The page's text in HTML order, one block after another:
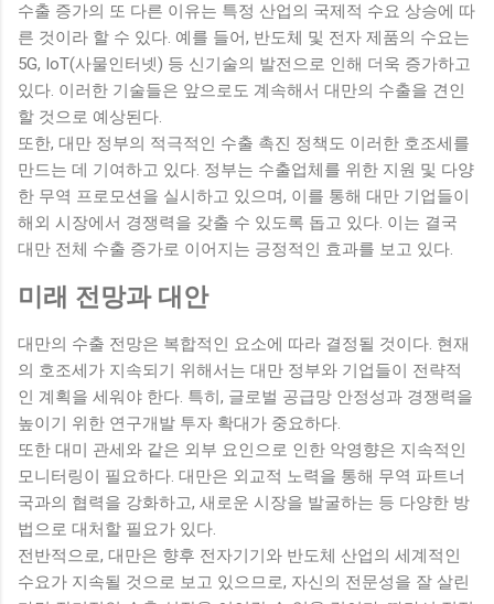
수출 증가의 또 다른 이유는 특정 산업의 국제적 수요 상승에 따
른 것이라 할 수 있다. 예를 들어, 반도체 및 전자 제품의 수요는
5G, IoT(사물인터넷) 등 신기술의 발전으로 인해 더욱 증가하고
있다. 이러한 기술들은 앞으로도 계속해서 대만의 수출을 견인
할 것으로 예상된다.
또한, 대만 정부의 적극적인 수출 촉진 정책도 이러한 호조세를
만드는 데 기여하고 있다. 정부는 수출업체를 위한 지원 및 다양
한 무역 프로모션을 실시하고 있으며, 이를 통해 대만 기업들이
해외 시장에서 경쟁력을 갖출 수 있도록 돕고 있다. 이는 결국
대만 전체 수출 증가로 이어지는 긍정적인 효과를 보고 있다.
미래 전망과 대안
대만의 수출 전망은 복합적인 요소에 따라 결정될 것이다. 현재
의 호조세가 지속되기 위해서는 대만 정부와 기업들이 전략적
인 계획을 세워야 한다. 특히, 글로벌 공급망 안정성과 경쟁력을
높이기 위한 연구개발 투자 확대가 중요하다.
또한 대미 관세와 같은 외부 요인으로 인한 악영향은 지속적인
모니터링이 필요하다. 대만은 외교적 노력을 통해 무역 파트너
국과의 협력을 강화하고, 새로운 시장을 발굴하는 등 다양한 방
법으로 대처할 필요가 있다.
전반적으로, 대만은 향후 전자기기와 반도체 산업의 세계적인
수요가 지속될 것으로 보고 있으므로, 자신의 전문성을 잘 살린